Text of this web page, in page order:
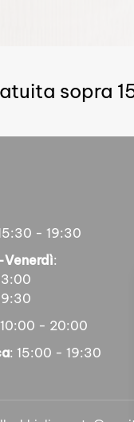
sopra
- 19:30
:
- 20:00
: 15:00 - 19:30